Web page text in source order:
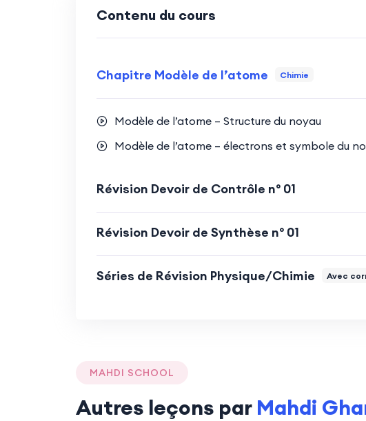
Contenu du cours
Chapitre Modèle de l’atome Chimie
Modèle de l’atome – Structure du noyau
Modèle de l’atome – électrons et symbole du
Révision Devoir de Contrôle n° 01
Révision Devoir de Synthèse n° 01
Séries de Révision Physique/Chimie Avec
MAHDI SCHOOL
Autres leçons par Mahdi